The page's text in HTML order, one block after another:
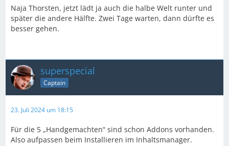
Naja Thorsten, jetzt lädt ja auch die halbe Welt runter und
später die andere Hälfte. Zwei Tage warten, dann dürfte es
besser gehen.
superspecial
Captain
23. Juli 2024 um 18:15
Für die 5 „Handgemachten“ sind schon Addons vorhanden.
Also aufpassen beim Installieren im Inhaltsmanager.